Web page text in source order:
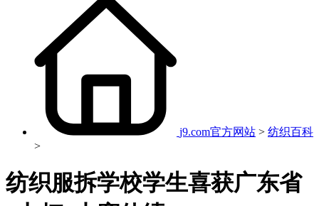
j9.com官方网站 > 纺织百科
>
纺织服拆学校学生喜获广东省